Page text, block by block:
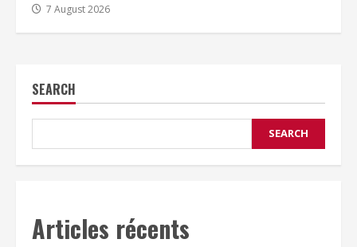
7 August 2026
SEARCH
SEARCH
Articles récents